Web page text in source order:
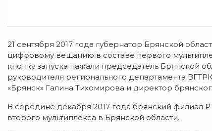
21 сентября 2017 года губернатор Брянской
цифровому вещанию в составе первого
кнопку запуска нажали председатель Брянской
руководителя регионального департамента
«Брянск» Галина Тихомирова и директор
В середине декабря 2017 года брянский филиал
второго мультиплекса в Брянской области.